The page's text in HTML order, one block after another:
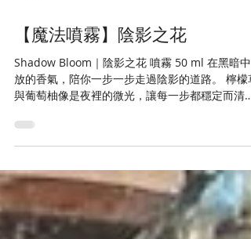
1月12日
【魔法噴霧】陰影之花
Shadow Bloom｜陰影之花 噴霧 50 ml 在黑暗中
與葡萄柚像是夜裡的微光，讓每一步都穩定而清
醒； 橙花是黑暗中的星光，溫柔地指引方向； 薑
肉桂與丁香給予底氣與暖意， 而龍舌蘭的氣息，如
閃電劈開夜空，喚醒被泥沼覆蓋的生命力。 這是一